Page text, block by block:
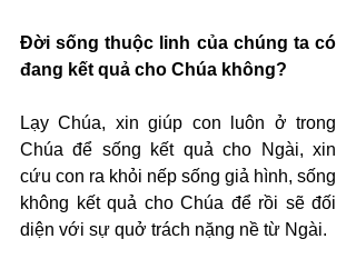
Đời sống thuộc linh của chúng ta có
đang kết quả cho Chúa không?
Lạy Chúa, xin giúp con luôn ở trong
Chúa để sống kết quả cho Ngài, xin
cứu con ra khỏi nếp sống giả hình, sống
không kết quả cho Chúa để rồi sẽ đối
diện với sự quở trách nặng nề từ Ngài.